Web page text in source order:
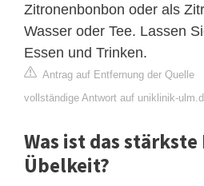
Zitronenbonbon oder als
Wasser oder Tee. Lassen
Essen und Trinken.
Antrag auf Entfernung der Quelle
vollständige Antwort auf uniklinik-
Was ist das
Übelkeit?